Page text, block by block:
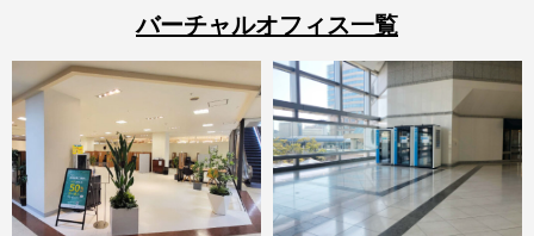
バーチャルオフィス一覧